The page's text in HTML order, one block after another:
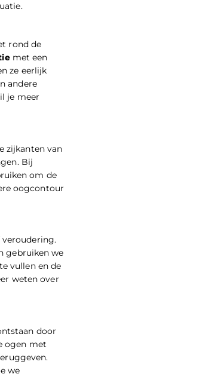
rond de
met een
ze eerlijk
andere
je meer
zijkanten van
Bij
om de
oogcontour
veroudering.
gebruiken we
vullen en de
weten over
door
ogen met
we